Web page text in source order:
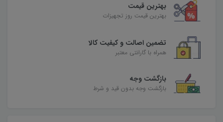
بهترین قیمت
بهترین قیمت روز تجهیزات
تضمین اصالت و کیفیت کالا
همراه با گارانتی معتبر
بازگشت وجه
بازگشت وجه بدون قید و شرط